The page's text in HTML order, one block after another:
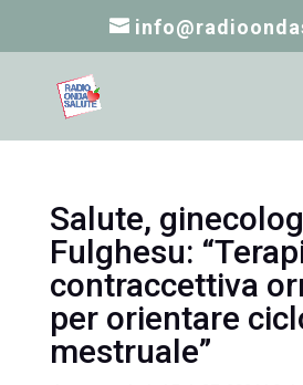
Salute,
Fulghesu:
contraccettiva
per orientare
mestruale”